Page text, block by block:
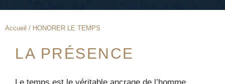
Accueil / HONORER LE TEMPS
LA PRÉSENCE